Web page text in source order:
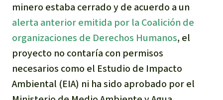
minero estaba cerrado y de acuerdo a un
alerta anterior emitida por la Coalición de
organizaciones de Derechos Humanos, el
proyecto no contaría con permisos
necesarios como el Estudio de Impacto
Ambiental (EIA) ni ha sido aprobado por el